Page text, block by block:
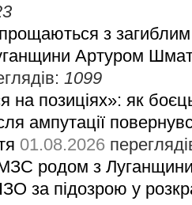
з загиблим
Артуром
1099
позиціях»: як
ампутації
01.08.2026
родом з
за підозрою у